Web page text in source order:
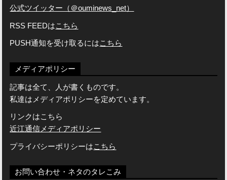
公式ツイッター（＠ouminews_net）
RSS FEEDはこちら
PUSH通知を受け取るにはこちら
メディアポリシー
記事は全て、人が書くものです。
私達はメディアポリシーを定めています。
リンクはこちら
近江通信メディアポリシー
プライバシーポリシーはこちら
お問い合わせ・ネタのタレこみ